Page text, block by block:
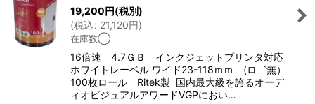
19,200円(税別)
(税込: 21,120円)
在庫数◯
16倍速 4.7ＧＢ インクジェットプリンタ対応
ホワイトレーベル ワイド23-118ｍｍ (ロゴ無）
100枚ロール Ritek製 国内最大級を誇るオーデ
ィオビジュアルアワードVGPにおい…